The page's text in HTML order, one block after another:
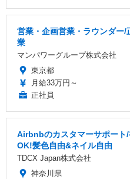
営業・企画営業・ラウンダー
業
マンパワーグループ株式会社
東京都
月給33万円～
正社員
Airbnbのカスタマーサポート
OK!髪色自由&ネイル自由
TDCX Japan株式会社
神奈川県